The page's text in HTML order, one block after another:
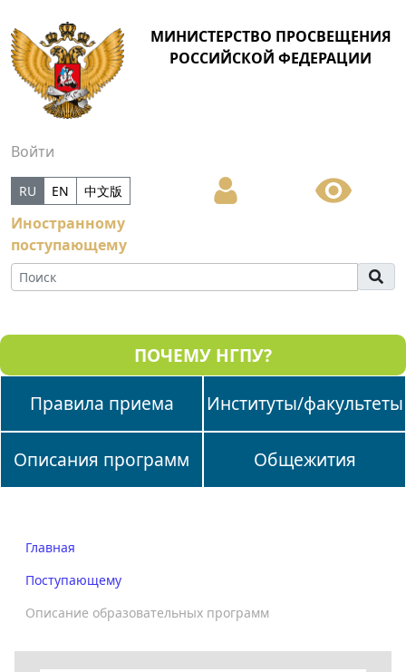
МИНИСТЕРСТВО ПРОСВЕЩЕНИЯ
РОССИЙСКОЙ ФЕДЕРАЦИИ
Войти
Иностранному
поступающему
RU EN 中文版
ПОЧЕМУ НГПУ?
Правила приема
Институты/факультеты
Описания программ Общежития
Главная
Поступающему
Описание образовательных программ